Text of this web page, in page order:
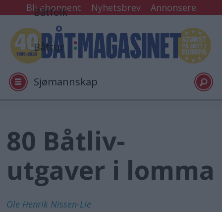
Bli abonnent Nyhetsbrev Annonsere
Båtfolk
Båttur
Sjømannskap
Arkiv
Video
80 Båtliv-
utgaver i lomma
Ole Henrik Nissen-Lie